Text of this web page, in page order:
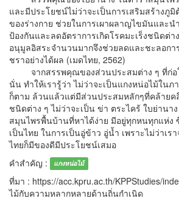
และมีประโยชน์ไม่ว่าจะเป็นการเสริมสร้างภู
ของร่างกาย ช่วยในการเผาผลาญไขมันและน
ป้องกันและลดอัตราการเกิดโรคมะเร็งชนิดต่
อนุมูลอิสระจำนวนมากจึงช่วยลดและชะลอกา
ชราอย่างได้ผล (เมดไทย, 2562)
จากสรรพคุณของส่วนประสมต่าง ๆ ที่ก่อใ
นั่น ทำให้เรารู้ว่า ไม่ว่าจะเป็นแกงหน่อไม้ใน
ก็ตาม ล้วนแล้วแต่มีส่วนประสมหลักๆที่คล้าย
ชนิดต่าง ๆ ไม่ว่าจะเป็น ข่า ตระไคร้ ใบย่านา
สมุนไพรพื้นบ้านที่หาได้ง่าย มีอยู่ทุกหนทุกแห่ง
เป็นไทย ในการเป็นอู่ข้าว อู่น้ำ เพราะไม่ว่าเร
ไทยก็มีของดีมีประโยชน์เสมอ
คำสำคัญ :
แกงหน่อไม้
ที่มา : https://acc.kpru.ac.th/KPPStudies/
ไม้กับความหลากหลายด้านถิ่นกำเนิด